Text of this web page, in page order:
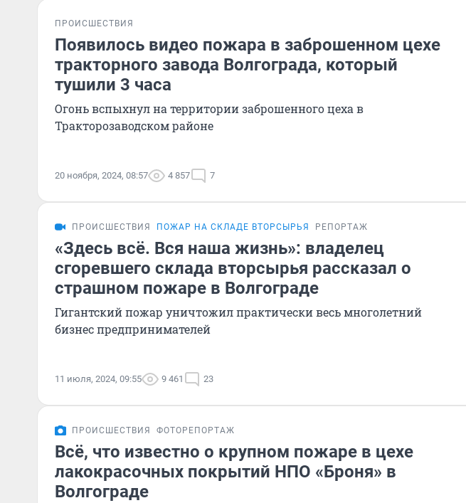
ПРОИСШЕСТВИЯ
Появилось видео пожара в заброшенном цехе
тракторного завода Волгограда, который
тушили 3 часа
Огонь вспыхнул на территории заброшенного цеха в
Тракторозаводском районе
20 ноября, 2024, 08:57 4 857 7
ПРОИСШЕСТВИЯ ПОЖАР НА СКЛАДЕ ВТОРСЫРЬЯ РЕПОРТАЖ
«Здесь всё. Вся наша жизнь»: владелец
сгоревшего склада вторсырья рассказал о
страшном пожаре в Волгограде
Гигантский пожар уничтожил практически весь многолетний
бизнес предпринимателей
11 июля, 2024, 09:55 9 461 23
ПРОИСШЕСТВИЯ ФОТОРЕПОРТАЖ
Всё, что известно о крупном пожаре в цехе
лакокрасочных покрытий НПО «Броня» в
Волгограде